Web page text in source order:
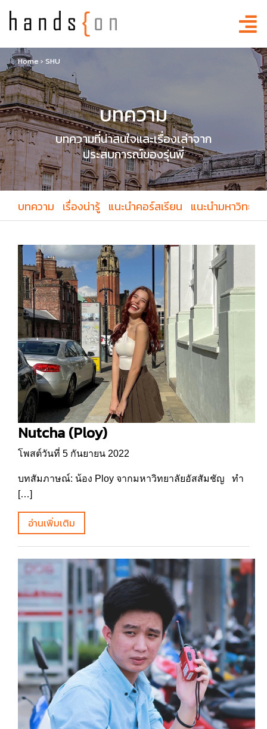
Home › SHU
บทความ
บทความที่น่าสนใจและเรื่องเล่าจาก
ประสบการณ์ของรุ่นพี่
บทความ เรื่องน่ารู้ แนะนำคอร์สเรียน แนะนำมหาวิทยา
Nutcha (Ploy)
โพสต์วันที่ 5 กันยายน 2022
บทสัมภาษณ์: น้อง Ploy จากมหาวิทยาลัยอัสสัมชัญ ทำ
[…]
อ่านเพิ่มเติม